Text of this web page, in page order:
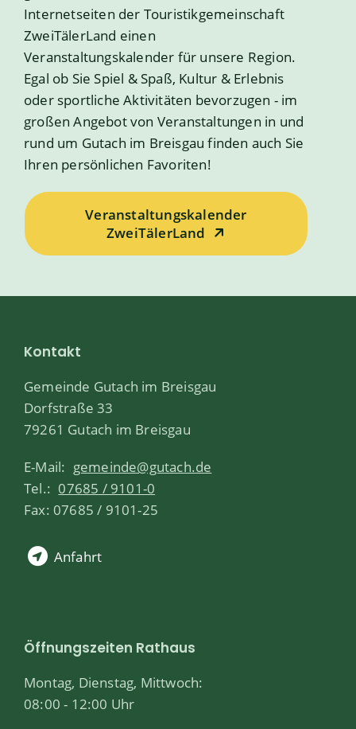
Internetseiten der Touristikgemeinschaft
ZweiTälerLand einen
Veranstaltungskalender für unsere Region.
Egal ob Sie Spiel & Spaß, Kultur & Erlebnis
oder sportliche Aktivitäten bevorzugen - im
großen Angebot von Veranstaltungen in und
rund um Gutach im Breisgau finden auch Sie
Ihren persönlichen Favoriten!
Veranstaltungskalender
ZweiTälerLand
Kontakt
Gemeinde Gutach im Breisgau
Dorfstraße 33
79261 Gutach im Breisgau
E-Mail: gemeinde@gutach.de
Tel.: 07685 / 9101-0
Fax: 07685 / 9101-25
Anfahrt
Öffnungszeiten Rathaus
Montag, Dienstag, Mittwoch:
08:00 - 12:00 Uhr